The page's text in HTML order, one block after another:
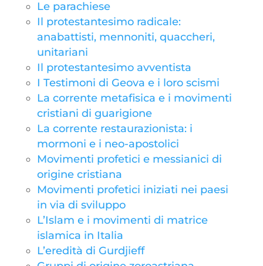
Le parachiese
Il protestantesimo radicale:
anabattisti, mennoniti, quaccheri,
unitariani
Il protestantesimo avventista
I Testimoni di Geova e i loro scismi
La corrente metafisica e i movimenti
cristiani di guarigione
La corrente restaurazionista: i
mormoni e i neo-apostolici
Movimenti profetici e messianici di
origine cristiana
Movimenti profetici iniziati nei paesi
in via di sviluppo
L’Islam e i movimenti di matrice
islamica in Italia
L’eredità di Gurdjieff